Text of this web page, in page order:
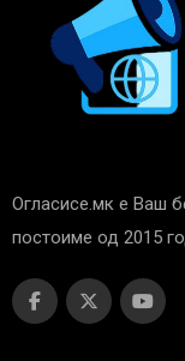
Огласисе.мк е Ваш
постоиме од 2015